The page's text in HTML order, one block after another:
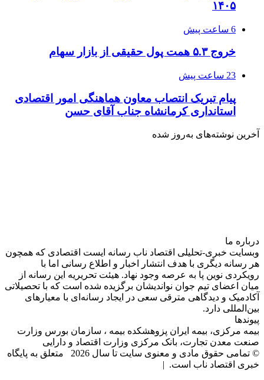
۱۴۰۵
6 ساعت پیش
خروج ۵.۳ همت پول حقیقی از بازار سهام
23 ساعت پیش
پیام تبریک انتصاب معاون هماهنگی امور اقتصادی
استانداری کرمانشاه جناب آقای حسن
آخرین نوشته‌های‌ به‌روز شده
درباره‌ ما
وبسایت خبری-تحلیلی اقتصاد ناب رسانه‌ ایست اقتصادی که همچون
هر رسانه دیگری با هدف انتشار اخبار و اطلاع رسانی اما با
رویکردی نوین پا به عرصه وجود نهاد. هیئت تحریریه این رسانه از
میان اعضای تیم جوان نواندیشان برگزیده شده است که با تحصیلاتی
آکادمیک و دیدگاهی‌ مترقی سعی در ایجاد رسانه‌ای با معیار‌های
بین‌المللی دارد.
پیوندها
بیمه مرکزی، بیمه ایران پزوهشکده بیمه ، سازمان بورس وزارت
صنعت معدن تجارت، بانک مرکزی وزارت اقتصاد و دارایی
© تمامی حقوق مادی و معنوی سایت تا سال 2026 متعلق به پایگاه
خبری اقتصاد ناب است. |